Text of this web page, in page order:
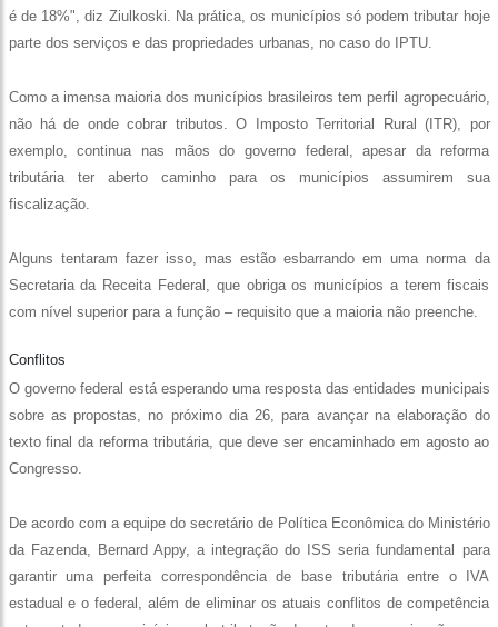
é de 18%", diz Ziulkoski. Na prática, os municípios só podem tributar hoje
parte dos serviços e das propriedades urbanas, no caso do IPTU.
Como a imensa maioria dos municípios brasileiros tem perfil agropecuário,
não há de onde cobrar tributos. O Imposto Territorial Rural (ITR), por
exemplo, continua nas mãos do governo federal, apesar da reforma
tributária ter aberto caminho para os municípios assumirem sua
fiscalização.
Alguns tentaram fazer isso, mas estão esbarrando em uma norma da
Secretaria da Receita Federal, que obriga os municípios a terem fiscais
com nível superior para a função – requisito que a maioria não preenche.
Conflitos
O governo federal está esperando uma resposta das entidades municipais
sobre as propostas, no próximo dia 26, para avançar na elaboração do
texto final da reforma tributária, que deve ser encaminhado em agosto ao
Congresso.
De acordo com a equipe do secretário de Política Econômica do Ministério
da Fazenda, Bernard Appy, a integração do ISS seria fundamental para
garantir uma perfeita correspondência de base tributária entre o IVA
estadual e o federal, além de eliminar os atuais conflitos de competência